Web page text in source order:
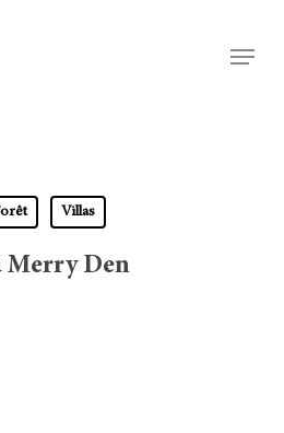
Menu
Villas
Merry Den
Close